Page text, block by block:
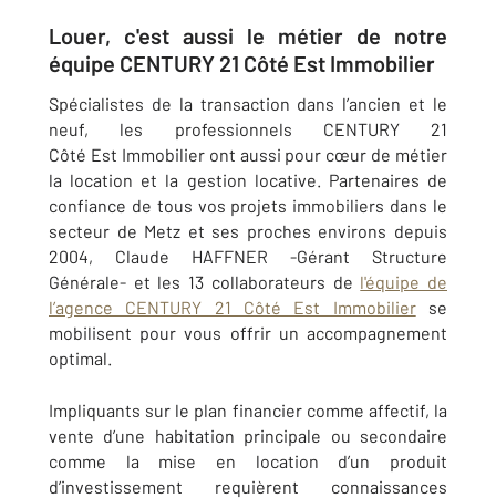
Louer, c'est aussi le métier de notre
équipe CENTURY 21 Côté Est Immobilier
Spécialistes de la transaction dans l’ancien et le
neuf, les professionnels CENTURY 21
Côté Est Immobilier ont aussi pour cœur de métier
la location et la gestion locative. Partenaires de
confiance de tous vos projets immobiliers dans le
secteur de Metz et ses proches environs depuis
2004, Claude HAFFNER -Gérant Structure
Générale- et les 13 collaborateurs de l'équipe de
l’agence CENTURY 21 Côté Est Immobilierse
mobilisent pour vous offrir un accompagnement
optimal.
Impliquants sur le plan financier comme affectif, la
vente d’une habitation principale ou secondaire
comme la mise en location d’un produit
d’investissement requièrent connaissances